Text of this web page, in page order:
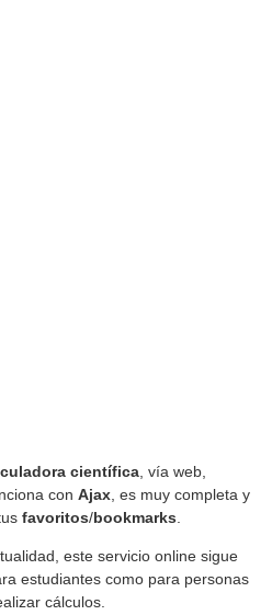
científica , vía web,
con Ajax , es muy completa y
favoritos/bookmarks
este servicio online sigue
estudiantes como para personas
cálculos.